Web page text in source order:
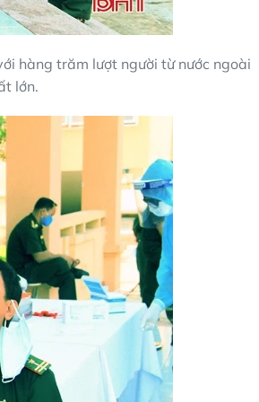
hàng trăm lượt người từ nước ngoài
lớn.